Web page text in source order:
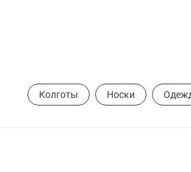
Колготы Носки